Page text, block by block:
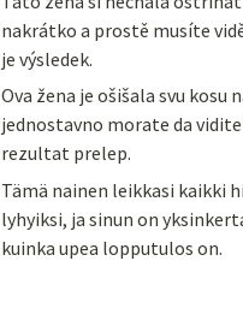
nakrátko a prostě musíte
je výsledek.
Ova žena je ošišala svu kosu
jednostavno morate da
rezultat prelep.
Tämä nainen leikkasi kaikki
lyhyiksi, ja sinun on
kuinka upea lopputulos on.